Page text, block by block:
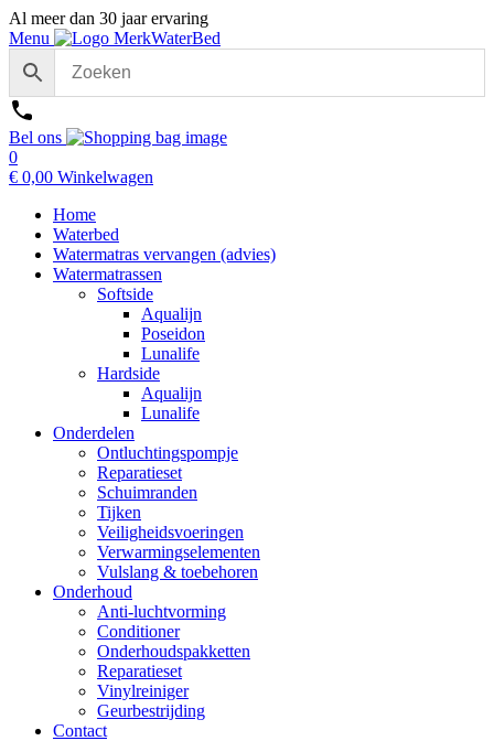
Al meer dan 30 jaar ervaring
Menu
Bel ons
0
€ 0,00 Winkelwagen
Home
Waterbed
Watermatras vervangen (advies)
Watermatrassen
Softside
Aqualijn
Poseidon
Lunalife
Hardside
Aqualijn
Lunalife
Onderdelen
Ontluchtingspompje
Reparatieset
Schuimranden
Tijken
Veiligheidsvoeringen
Verwarmingselementen
Vulslang & toebehoren
Onderhoud
Anti-luchtvorming
Conditioner
Onderhoudspakketten
Reparatieset
Vinylreiniger
Geurbestrijding
Contact